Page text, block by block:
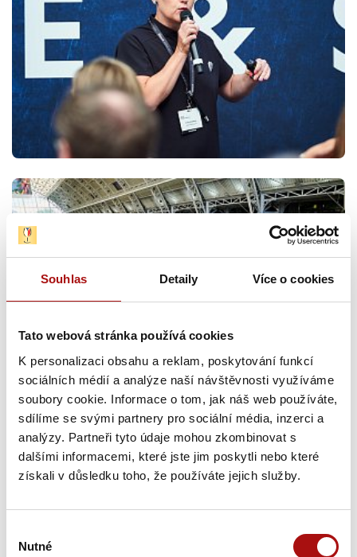
Souhlas Detaily Více o cookies
Tato webová stránka používá cookies
K personalizaci obsahu a reklam, poskytování funkcí
sociálních médií a analýze naší návštěvnosti využíváme
soubory cookie. Informace o tom, jak náš web používáte,
sdílíme se svými partnery pro sociální média, inzerci a
analýzy. Partneři tyto údaje mohou zkombinovat s
dalšími informacemi, které jste jim poskytli nebo které
získali v důsledku toho, že používáte jejich služby.
souhlasu
Nutné